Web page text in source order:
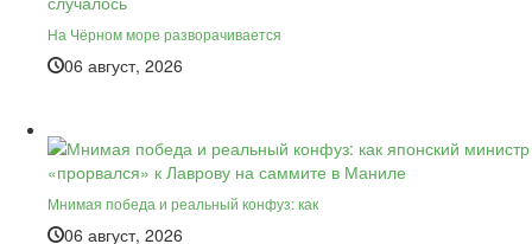
На Чёрном море разворачивается
06 август, 2026
Мнимая победа и реальный конфуз: как
06 август, 2026